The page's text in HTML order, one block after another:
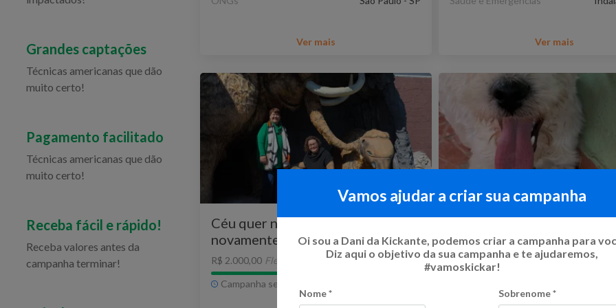
Ver mais Ver mais
Céu quer nadar em uma cachoeira
novamente!!!
R$ 2.000,00 Flexível 40%
Campanha sem prazo
Transforme Vidas: Ajude-
conquista do nosso
R$ 10.515,00 Flexível
Grandes captações
Técnicas americanas que dão
muito certo!
Pagamento facilitado
Técnicas americanas que dão
muito certo!
Receba fácil e rápido!
Receba valores antes da
campanha terminar!
Vamos ajudar a criar sua campanha
Oi sou a Dani da Kickante, podemos criar a campanha para
Diz aqui o objetivo da sua campanha e te ajudaremos,
#vamoskickar!
Nome* Sobrenome*